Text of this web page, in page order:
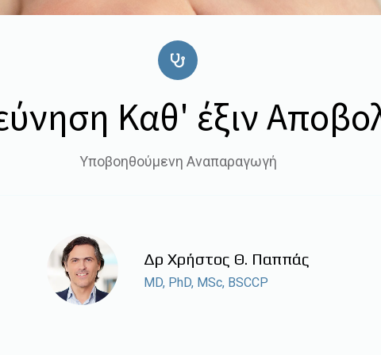
Καθ' έξιν
Υποβοηθούμενη Αναπαραγωγή
Δρ Χρήστος Θ. Παππάς
MD, PhD, MSc, BSCCP